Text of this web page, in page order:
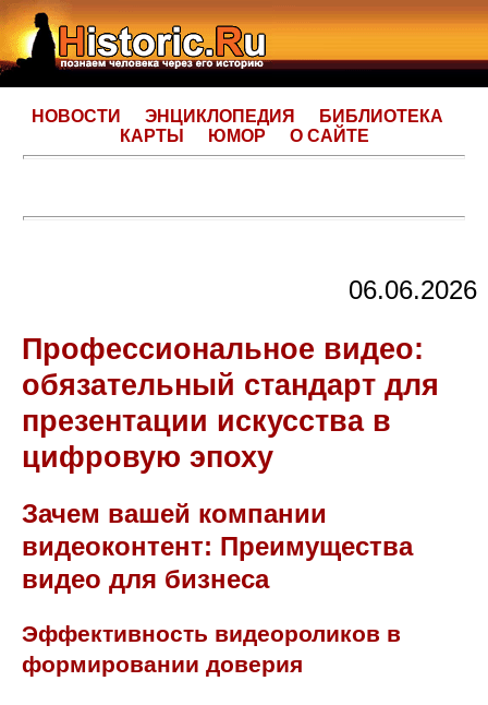
НОВОСТИ ЭНЦИКЛОПЕДИЯ
БИБЛИОТЕКА
КАРТЫ
ЮМОР О САЙТЕ
06.06.2026
Профессиональное видео:
обязательный стандарт для
презентации искусства в
цифровую эпоху
Зачем вашей компании
видеоконтент: Преимущества
видео для бизнеса
Эффективность видеороликов в
формировании доверия